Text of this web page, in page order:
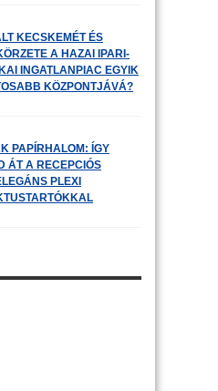
KECSKEMÉT ÉS
A HAZAI IPARI-
INGATLANPIAC EGYIK
KÖZPONTJÁVÁ?
PAPÍRHALOM: ÍGY
ÁT A RECEPCIÓS
PLEXI